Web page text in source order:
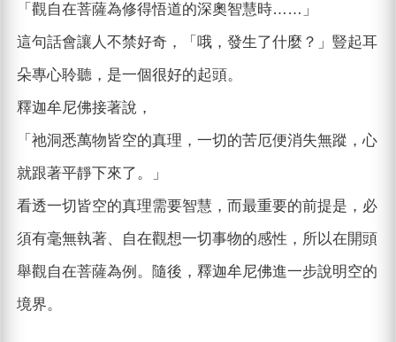
「觀自在菩薩為修得悟道的深奧智慧時……」
這句話會讓人不禁好奇，「哦，發生了什麼？」豎起耳
朵專心聆聽，是一個很好的起頭。
釋迦牟尼佛接著說，
「祂洞悉萬物皆空的真理，一切的苦厄便消失無蹤，心
就跟著平靜下來了。」
看透一切皆空的真理需要智慧，而最重要的前提是，必
須有毫無執著、自在觀想一切事物的感性，所以在開頭
舉觀自在菩薩為例。隨後，釋迦牟尼佛進一步說明空的
境界。